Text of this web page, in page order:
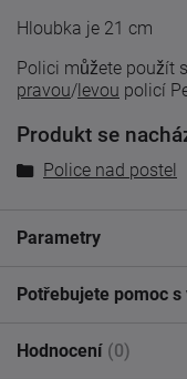
Hloubka je 21 cm
Polici můžete použít
pravou/levou policí
Produkt se
Police nad postel
Parametry
Potřebujete pomoc s
Hodnocení (0)